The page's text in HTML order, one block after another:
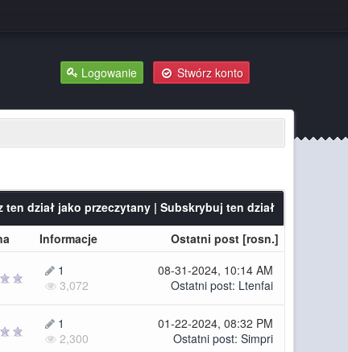
Logowanie Stwórz konto
ten dział jako przeczytany| Subskrybuj ten dział
Informacje Ostatni post [rosn.]
1
3,072
08-31-2024, 10:14 AM
Ostatni post: Ltenfai
1
2,300
01-22-2024, 08:32 PM
Ostatni post: Simpri